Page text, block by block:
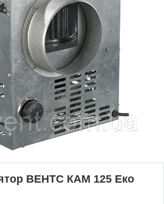
ВЕНТС КАМ 125 Еко